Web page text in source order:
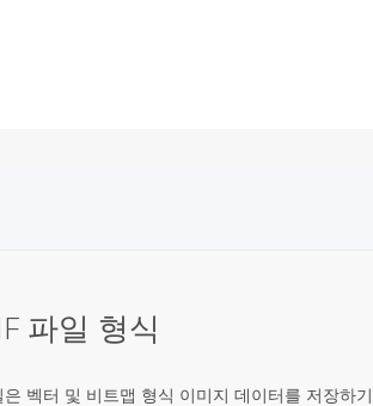
파일 형식
벡터 및 비트맵 형식 이미지 데이터를 저장하